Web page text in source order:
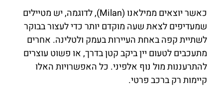
כאשר יוצאים ממילאנו (Milan), לדוגמה, יש מטיילים
שמעדיפים לצאת שעה מוקדם יותר כדי לעצור בבוקר
לשתיית קפה באחת העיירות בעמק ולטלינה. אחרים
מתעכבים לטעום יין ביקב קטן בדרך, או פשוט עוצרים
להתרעננות מול נוף אלפיני. כל האפשרויות האלו
קיימות רק ברכב פרטי.